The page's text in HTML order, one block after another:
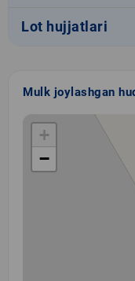
Lot hujjatlari
Mulk joylashgan
+
−